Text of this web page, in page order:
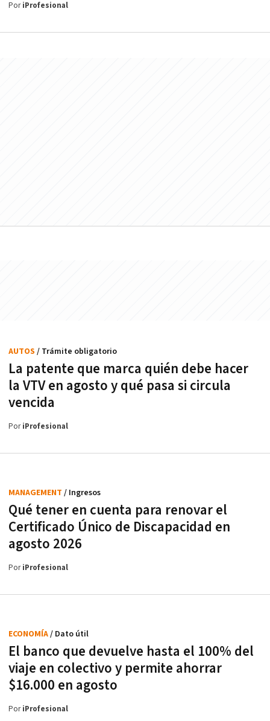
PoriProfesional
La patente que marca quién debe hacer
la VTV en agosto y qué pasa si circula
vencida
AUTOS / Trámite obligatorio
PoriProfesional
Qué tener en cuenta para renovar el
Certificado Único de Discapacidad en
agosto 2026
MANAGEMENT / Ingresos
PoriProfesional
El banco que devuelve hasta el 100% del
viaje en colectivo y permite ahorrar
$16.000 en agosto
ECONOMÍA/ Dato útil
PoriProfesional